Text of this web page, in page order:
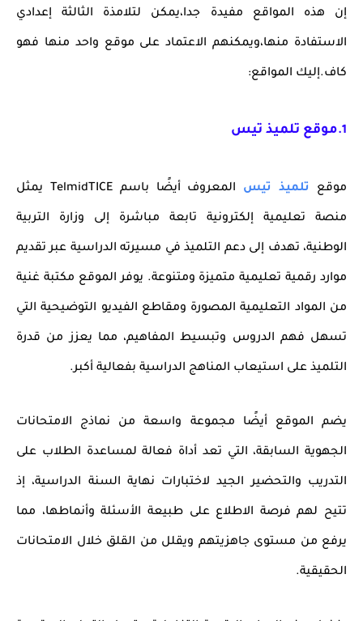
إن هذه المواقع مفيدة جدا،يمكن لتلامذة الثالثة إعدادي
الاستفادة منها،ويمكنهم الاعتماد على موقع واحد منها فهو
كاف.إليك المواقع:
1. موقع تلميذ تيس
موقع تلميذ تيس المعروف أيضًا باسمTelmidTICE يمثل
منصة تعليمية إلكترونية تابعة مباشرة إلى وزارة التربية
الوطنية، تهدف إلى دعم التلميذ في مسيرته الدراسية عبر تقديم
موارد رقمية تعليميةمتميزة ومتنوعة. يوفر الموقع مكتبة غنية
من المواد التعليمية المصورة ومقاطع الفيديو التوضيحيةالتي
تسهل فهم الدروس وتبسيط المفاهيم، مما يعزز من قدرة
التلميذ على استيعاب المناهج الدراسية بفعالية أكبر.
يضم الموقع أيضًا مجموعة واسعة من نماذج الامتحانات
الجهوية السابقة، التي تعد أداة فعالة لمساعدة الطلاب على
التدريب والتحضير الجيد لاختبارات نهاية السنة الدراسية، إذ
تتيح لهم فرصة الاطلاع على طبيعة الأسئلة وأنماطها، مما
يرفع من مستوى جاهزيتهم ويقلل من القلق خلال الامتحانات
الحقيقية.